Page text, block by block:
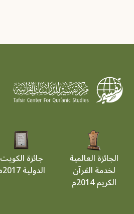
الجائزة العالمية
لخدمة القرآن
الكريم 2014م
جائزة الكويت
الدولية 2017م